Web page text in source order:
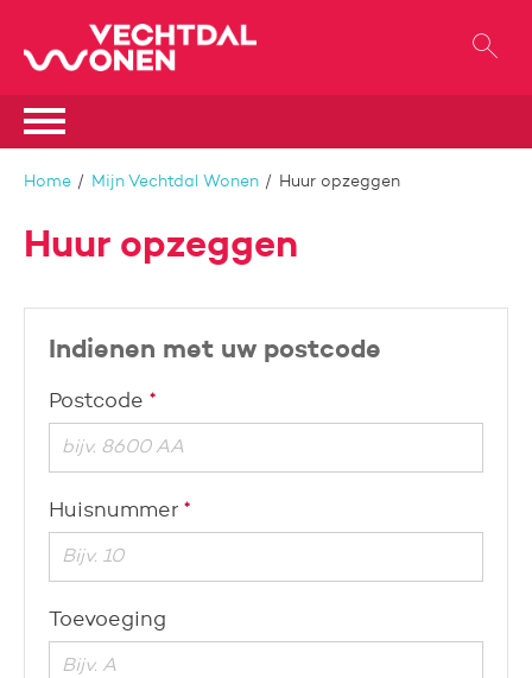
Naar hoofdinhoud
Naar hoofdnavigatiemenu
Naar zoeken
Naar de homepage
Ga naar Hoofd
Home Mijn Vechtdal Wonen Huur opzeggen
Huur opzeggen
Indienen met uw postcode
Postcode *
Huisnummer *
Toevoeging